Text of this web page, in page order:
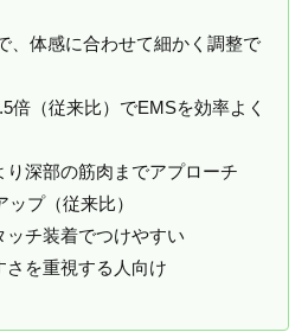
、体感に合わせて細かく調整で
倍（従来比）でEMSを効率よく
り深部の筋肉までアプローチ
ップ（従来比）
ッチ装着でつけやすい
さを重視する人向け